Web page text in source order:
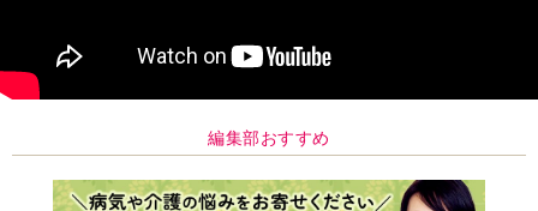
編集部おすすめ